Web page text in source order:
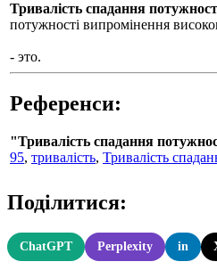
Тривалість спадання
потужності випромінення
- это.
Референси:
"Тривалість спадання
95, тривалість, Тривалість
Поділитися:
ChatGPT Perplexity in